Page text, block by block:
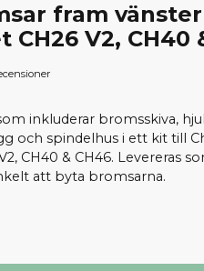
fram vänster
V2, CH40
inkluderar bromsskiva,
och spindelhus i ett kit till
CH40 & CH46. Levereras
att byta bromsarna.